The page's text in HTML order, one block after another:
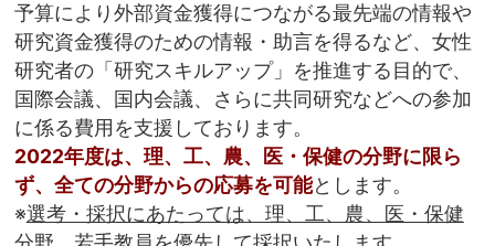
予算により外部資金獲得につながる最先端の情報や
研究資金獲得のための情報・助言を得るなど、女性
研究者の「研究スキルアップ」を推進する目的で、
国際会議、国内会議、さらに共同研究などへの参加
に係る費用を支援しております。
2022年度は、理、工、農、医・保健の分野に限ら
ず、全ての分野からの応募を可能とします。
※選考・採択にあたっては、理、工、農、医・保健